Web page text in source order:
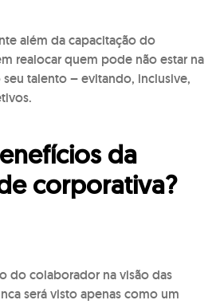
além da capacitação do
realocar quem pode não estar na
talento – evitando, inclusive,
da
corporativa?
do colaborador na visão das
será visto apenas como um